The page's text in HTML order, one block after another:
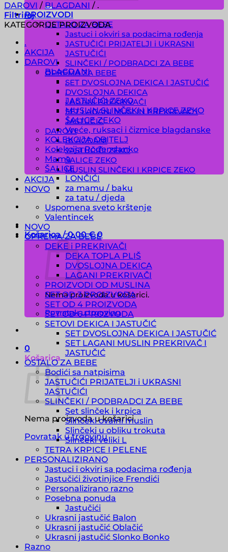
PROIZVODI
OSTALO ZA BEBE
Jastuci i okviri sa podacima rođenja
JASTUČIĆI PRIJATELJI i UKRASNI
JASTUČIĆI
SLINČEKI / PODBRADCI ZA BEBE
OPREMA ZA BEBE
SET DVOSLOJNA DEKICA I JASTUČIĆ
DVOSLOJNA DEKICA
LAGANI PREKRIVAČI
SET LAGANI MUSLIN PREKRIVAČ I
JASTUČIĆ
DAROVI
BLAGDANI
JASTUČIĆI ZEKO
ŠALICE ZEKO
MUSLIN SLINČEKI I KRPICE ZEKO
AKCIJA
NOVO
Košarica /0.00€ 0
Nema proizvoda u košarici.
Povratak u trgovinu
0
Košarica
Nema proizvoda u košarici.
Povratak u trgovinu
DAROVI / BLAGDANI / .
Filtriraj
KATEGORIJE PROIZVODA
.
AKCIJA
DAROVI
BLAGDANI
.
.
JASTUČIĆI ZEKO
MUSLIN SLINČEKI I KRPICE ZEKO
ŠALICE ZEKO
Vreće, ruksaci i čizmice blagdanske
KOLEKCIJA OBITELJ
Kolekcija Rođendanko
Mama
ŠALICE
LONČIĆI
za mamu / baku
za tatu / djeda
Uspomena sveto krštenje
Valentincek
NOVO
OPREMA ZA BEBE
DEKE i PREKRIVAČI
DEKA TOPLA PLIŠ
DVOSLOJNA DEKICA
LAGANI PREKRIVAČI
PROIZVODI OD MUSLINA
SET OD 3 PROIZVODA
SET OD 4 PROIZVODA
SET OD 6 PROZVODA
SETOVI DEKICA I JASTUČIĆ
SET DVOSLOJNA DEKICA I JASTUČIĆ
SET LAGANI MUSLIN PREKRIVAČ I
JASTUČIĆ
OSTALO ZA BEBE
Bodići sa natpisima
JASTUČIĆI PRIJATELJI i UKRASNI
JASTUČIĆI
SLINČEKI / PODBRADCI ZA BEBE
Set slinček i krpica
Slinčeki ovalni muslin
Slinčeki u obliku trokuta
Slinčeki veliki L
TETRA KRPICE I PELENE
PERSONALIZIRANO
Jastuci i okviri sa podacima rođenja
Jastučići životinjice Frendići
Personalizirano razno
Posebna ponuda
Jastučići
Ukrasni jastučić Balon
Ukrasni jastučić Oblačić
Ukrasni jastučić Slonko Bonko
Razno